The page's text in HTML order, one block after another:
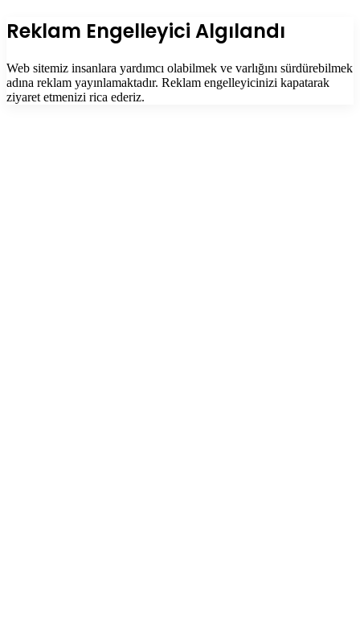
Kapalı
Reklam Engelleyici Algılandı
Web sitemiz insanlara yardımcı olabilmek ve varlığını sürdürebilmek
adına reklam yayınlamaktadır. Reklam engelleyicinizi kapatarak
ziyaret etmenizi rica ederiz.